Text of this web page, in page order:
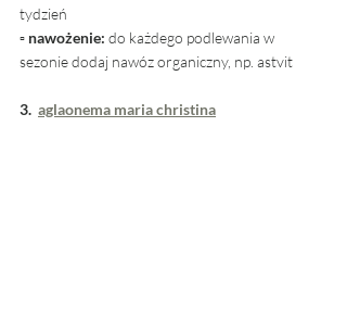
tydzień
▫ nawożenie: do każdego podlewania w
sezonie dodaj nawóz organiczny, np. astvit
3. aglaonema maria christina